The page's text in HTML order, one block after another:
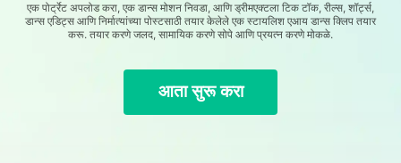
एक पोर्ट्रेट अपलोड करा, एक डान्स मोशन निवडा, आणि ड्रीमएक्टला टिक टॉक, रील्स, शॉर्ट्स,
डान्स एडिट्स आणि निर्मात्यांच्या पोस्टसाठी तयार केलेले एक स्टायलिश एआय डान्स क्लिप तयार
करू. तयार करणे जलद, सामायिक करणे सोपे आणि प्रयत्न करणे मोकळे.
आता सुरू करा